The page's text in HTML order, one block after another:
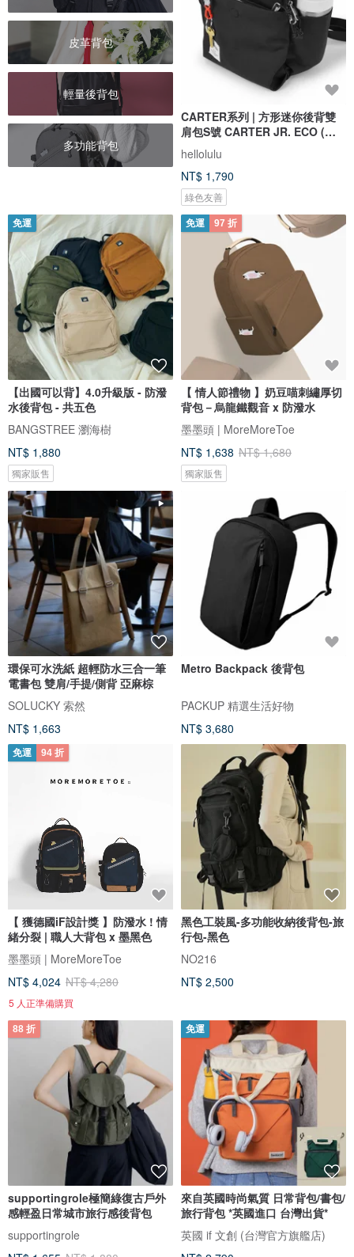
皮革背包
輕量後背包
多功能背包
CARTER系列 | 方形迷你後背雙
肩包S號 CARTER JR. ECO (暗
黑)
hellolulu
NT$ 1,790
綠色友善
免運
【出國可以背】4.0升級版 - 防潑
水後背包 - 共五色
BANGSTREE 瀏海樹
NT$ 1,880
獨家販售
免運 97 折
【 情人節禮物 】奶豆喵刺繡厚切
背包－烏龍鐵觀音 x 防潑水
墨墨頭 | MoreMoreToe
NT$ 1,638 NT$ 1,680
獨家販售
環保可水洗紙 超輕防水三合一筆
電書包 雙肩/手提/側背 亞麻棕
SOLUCKY 索然
NT$ 1,663
Metro Backpack 後背包
PACKUP 精選生活好物
NT$ 3,680
免運 94 折
【 獲德國iF設計獎 】防潑水 ! 情
緒分裂 | 職人大背包 x 墨黑色
墨墨頭 | MoreMoreToe
NT$ 4,024 NT$ 4,280
5 人正準備購買
黑色工裝風-多功能收納後背包-旅
行包-黑色
NO216
NT$ 2,500
88 折
supportingrole極簡綠復古戶外
感輕盈日常城市旅行感後背包
supportingrole
免運
來自英國時尚氣質 日常背包/書包/
旅行背包 *英國進口 台灣出貨*
英國 if 文創 (台灣官方旗艦店)